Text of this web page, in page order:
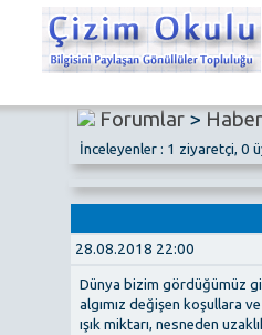
Forumlar>
İnceleyenler : 1 ziyaretçi, 0
28.08.2018 22:00
Dünya bizim gördüğümüz
algımız değişen koşullara
ışık miktarı, nesneden